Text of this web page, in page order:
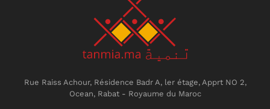
Rue Raiss Achour, Résidence Badr A, ler étage, Apprt NO 2,
Ocean, Rabat - Royaume du Maroc